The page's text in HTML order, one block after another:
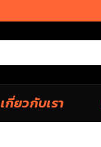
เกี่ยวกับเรา